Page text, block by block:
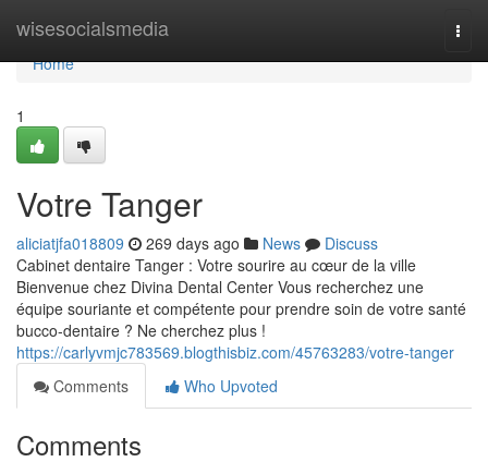
wisesocialsmedia
Home
Home
1
Votre Tanger
aliciatjfa018809 269 days ago News
Discuss
Cabinet dentaire Tanger : Votre sourire au cœur de la ville
Bienvenue chez Divina Dental Center Vous recherchez une
équipe souriante et compétente pour prendre soin de votre santé
bucco-dentaire ? Ne cherchez plus !
https://carlyvmjc783569.blogthisbiz.com/45763283/votre-tanger
Comments
Who Upvoted
Comments